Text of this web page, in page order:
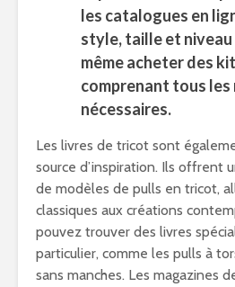
les catalogues en
style, taille et
même acheter des
comprenant tous les
nécessaires.
Les livres de tricot sont
source d’inspiration. Ils offrent
de modèles de pulls en tricot,
classiques aux créations
pouvez trouver des livres
particulier, comme les pulls à
sans manches. Les magazines